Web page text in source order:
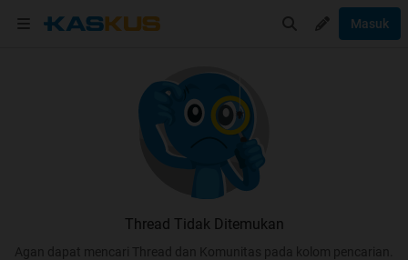
Masuk
Thread Tidak Ditemukan
Agan dapat mencari Thread dan Komunitas pada kolom pencarian.